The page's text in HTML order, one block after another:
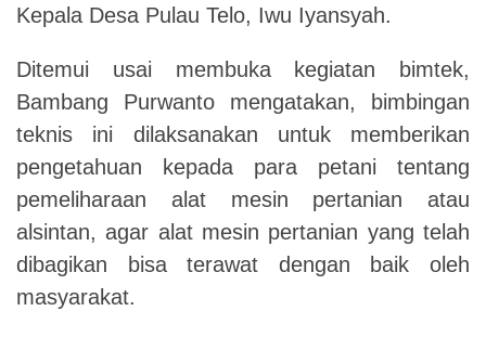
Kepala Desa Pulau Telo, Iwu Iyansyah.
Ditemui usai membuka kegiatan bimtek,
Bambang Purwanto mengatakan, bimbingan
teknis ini dilaksanakan untuk memberikan
pengetahuan kepada para petani tentang
pemeliharaan alat mesin pertanian atau
alsintan, agar alat mesin pertanian yang telah
dibagikan bisa terawat dengan baik oleh
masyarakat.